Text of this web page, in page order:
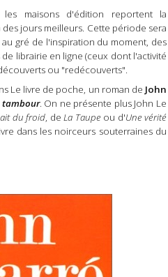
maisons d'édition reportent la
jours meilleurs. Cette période sera
gré de l'inspiration du moment, des
librairie en ligne (ceux dont l'activité
ou "redécouverts".
Le livre de poche, un roman de John
tambour. On ne présente plus John Le
du froid, deLa Taupeou d'Une vérité
dans les noirceurs souterraines du